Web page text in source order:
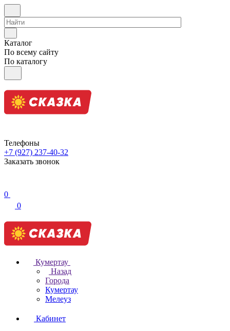
Каталог
По всему сайту
По каталогу
Телефоны
+7 (927) 237-40-32
Заказать звонок
0
0
Кумертау
Назад
Города
Кумертау
Мелеуз
Кабинет